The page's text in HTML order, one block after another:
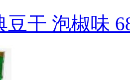
豆干 泡椒味